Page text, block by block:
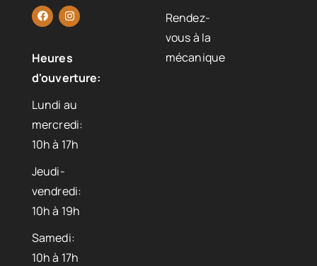
Heures
d'ouverture:
Lundi au
mercredi:
10h à 17h
Jeudi-
vendredi:
10h à 19h
Samedi:
10h à 17h
Rendez-
vous à la
mécanique